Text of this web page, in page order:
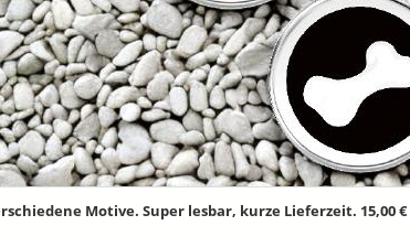
Motive. Super lesbar, kurze Lieferzeit. 15,00 €